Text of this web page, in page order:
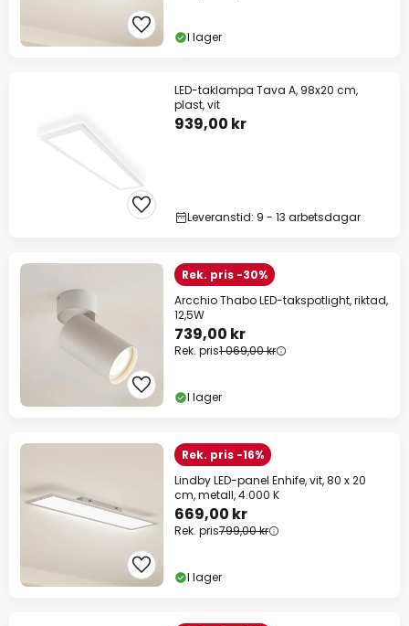
I lager
LED-taklampa Tava A, 98x20 cm,
plast, vit
939,00 kr
Leveranstid: 9 - 13 arbetsdagar
Rek. pris -30%
Arcchio Thabo LED-takspotlight, riktad,
12,5W
739,00 kr
Rek. pris1 069,00 kr
I lager
Rek. pris -16%
Lindby LED-panel Enhife, vit, 80 x 20
cm, metall, 4.000 K
669,00 kr
Rek. pris799,00 kr
I lager